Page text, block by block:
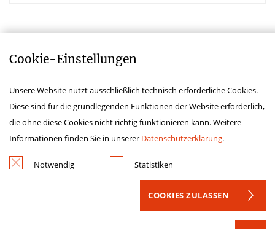
Impressum
Datenschutz
Kontakt
Hinweisgeberschutzgesetz
Cookie-­Einstellungen
Unsere Website nutzt ausschließlich technisch erforderliche Cookies.
Diese sind für die grundlegenden Funktionen der Website erforderlich,
die ohne diese Cookies nicht richtig funktionieren kann. Weitere
Informationen finden Sie in unserer Datenschutzerklärung.
Notwendig Statistiken
COOKIES ZULASSEN